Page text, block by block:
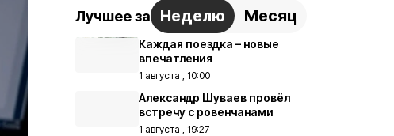
Лучшее за Неделю Месяц
Каждая поездка – новые
впечатления
1 августа , 10:00
Александр Шуваев провёл
встречу с ровенчанами
1 августа , 19:27